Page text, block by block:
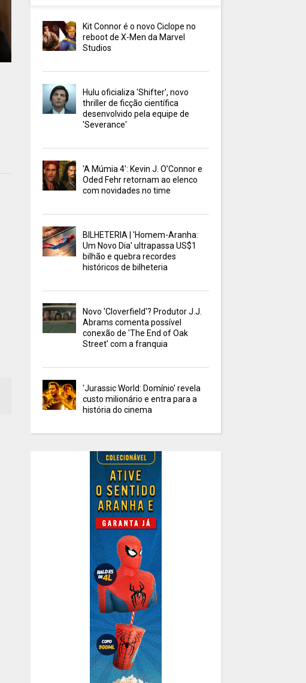
Kit Connor é o novo Ciclope no
reboot de X-Men da Marvel
Studios
Hulu oficializa 'Shifter', novo
thriller de ficção científica
desenvolvido pela equipe de
'Severance'
'A Múmia 4': Kevin J. O’Connor e
Oded Fehr retornam ao elenco
com novidades no time
BILHETERIA | 'Homem-Aranha:
Um Novo Dia' ultrapassa US$1
bilhão e quebra recordes
históricos de bilheteria
Novo 'Cloverfield'? Produtor J.J.
Abrams comenta possível
conexão de 'The End of Oak
Street' com a franquia
'Jurassic World: Domínio' revela
custo milionário e entra para a
história do cinema